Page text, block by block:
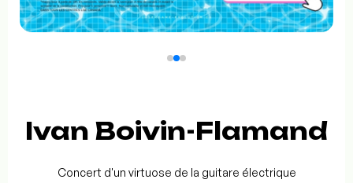
Ivan Boivin-Flamand
Concert d'un virtuose de la guitare électrique